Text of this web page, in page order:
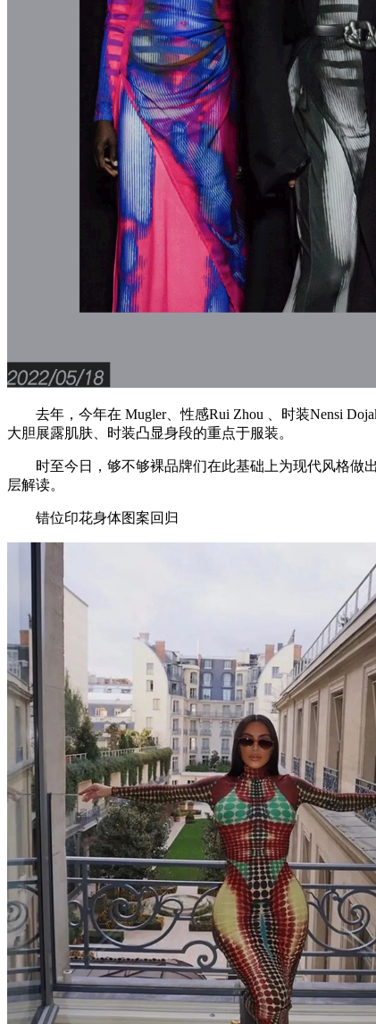
去年，今年在 Mugler、性感Rui Zhou 、时装Nensi
大胆展露肌肤、时装凸显身段的重点于服装。
时至今日，够不够裸品牌们在此基础上为现代风格做出
层解读。
错位印花身体图案回归